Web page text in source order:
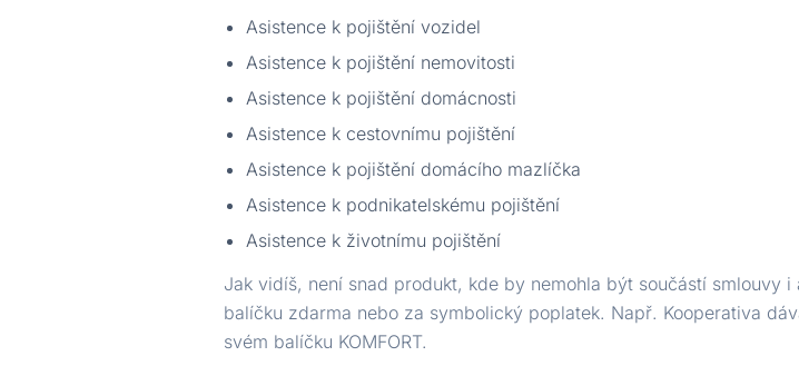
Asistence k pojištění vozidel
Asistence k pojištění nemovitosti
Asistence k pojištění domácnosti
Asistence k cestovnímu pojištění
Asistence k pojištění domácího mazlíčka
Asistence k podnikatelskému pojištění
Asistence k životnímu pojištění
Jak vidíš, není snad produkt, kde by nemohla být součástí smlouvy
balíčku zdarma nebo za symbolický poplatek. Např. Kooperativa
svém balíčku KOMFORT.